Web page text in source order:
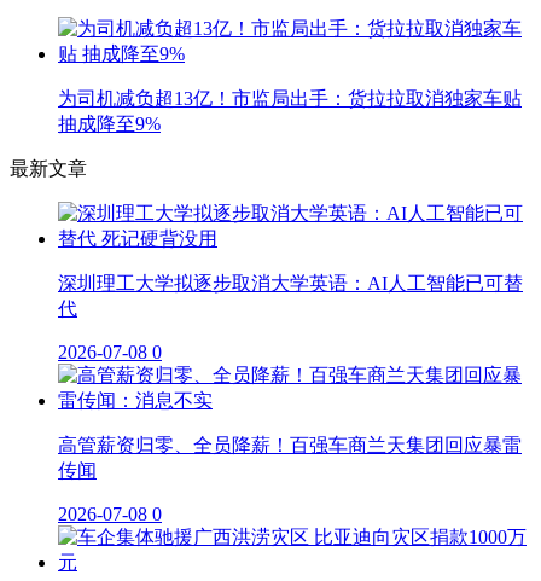
为司机减负超13亿！市监局出手：货拉拉取消独家车贴
抽成降至9%
最新文章
深圳理工大学拟逐步取消大学英语：AI人工智能已可替
代
2026-07-08 0
高管薪资归零、全员降薪！百强车商兰天集团回应暴雷
传闻
2026-07-08 0